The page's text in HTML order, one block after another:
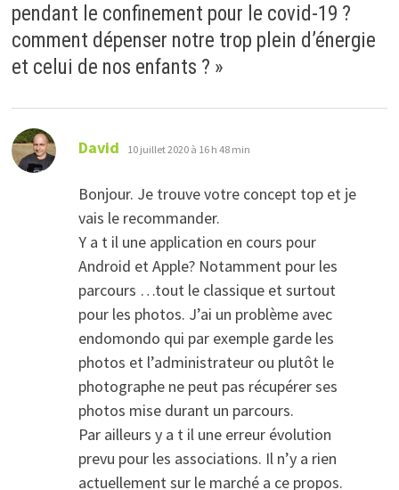
pendant le confinement pour le covid-19 ?
comment dépenser notre trop plein d’énergie
et celui de nos enfants ? »
David dit :
10 juillet 2020 à 16 h 48 min
Bonjour. Je trouve votre concept top et je
vais le recommander.
Y a t il une application en cours pour
Android et Apple? Notamment pour les
parcours …tout le classique et surtout
pour les photos. J’ai un problème avec
endomondo qui par exemple garde les
photos et l’administrateur ou plutôt le
photographe ne peut pas récupérer ses
photos mise durant un parcours.
Par ailleurs y a t il une erreur évolution
prevu pour les associations. Il n’y a rien
actuellement sur le marché a ce propos.